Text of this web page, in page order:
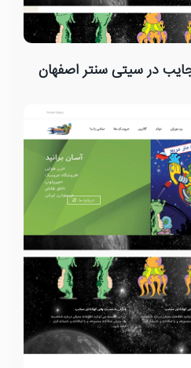
در سیتی سنتر اصفهان